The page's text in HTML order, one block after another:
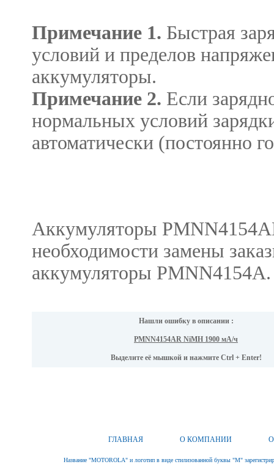
Примечание 1. Быстрая
условий и пределов
аккумуляторы.
Примечание 2. Если
нормальных условий
автоматически (постоянно
Аккумуляторы
необходимости замены
аккумуляторы PMNN4154A.
Нашли ошибку в описании :
PMNN4154AR NiMH 1900 мА/ч
Выделите её мышкой и нажмите Ctrl + Enter!
ГЛАВНАЯ О КОМПАНИИ
Название "MOTOROLA" и логотип в виде стилизованной буквы "M"